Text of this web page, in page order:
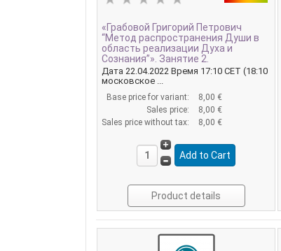
«Грабовой Григорий Петрович
“Метод распространения Души в
область реализации Духа и
Сознания”». Занятие 2.
Дата 22.04.2022 Время 17:10 CET (18:10
московское ...
Base price for variant:
8,00 €
Sales price:
8,00 €
Sales price without tax:
8,00 €
Product details